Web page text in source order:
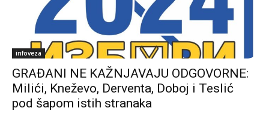
infoveza
GRAĐANI NE KAŽNJAVAJU ODGOVORNE:
Milići, Kneževo, Derventa, Doboj i Teslić
pod šapom istih stranaka